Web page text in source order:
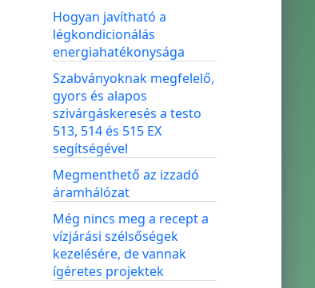
Hogyan javítható a
légkondicionálás
energiahatékonysága
Szabványoknak megfelelő,
gyors és alapos
szivárgáskeresés a testo
513, 514 és 515 EX
segítségével
Megmenthető az izzadó
áramhálózat
Még nincs meg a recept a
vízjárási szélsőségek
kezelésére, de vannak
ígéretes projektek